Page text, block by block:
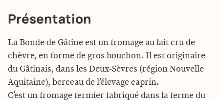
Présentation
La Bonde de Gâtine est un fromage au lait cru de
chèvre, en forme de gros bouchon. Il est originaire
du Gâtinais, dans les Deux-Sèvres (région Nouvelle
Aquitaine), berceau de l’élevage caprin.
C’est un fromage fermier fabriqué dans la ferme du